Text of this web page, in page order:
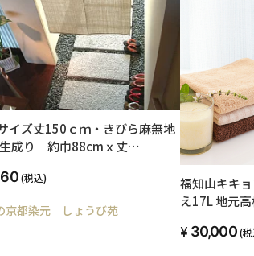
イズ丈150ｃｍ・きびら麻無地
成り 約巾88cmｘ丈
チュラル素材 【国産 麻 和風 の
ギフト】
(税込)
京都染元 しょうび苑
福知山キキ
え17L 地元
30,000(